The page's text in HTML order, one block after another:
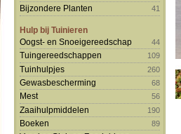
Bijzondere Planten 41
Hulp bij Tuinieren
Oogst- en Snoeigereedschap
44
Tuingereedschappen 109
Tuinhulpjes 260
Gewasbescherming 68
Mest 56
Zaaihulpmiddelen 190
Boeken 89